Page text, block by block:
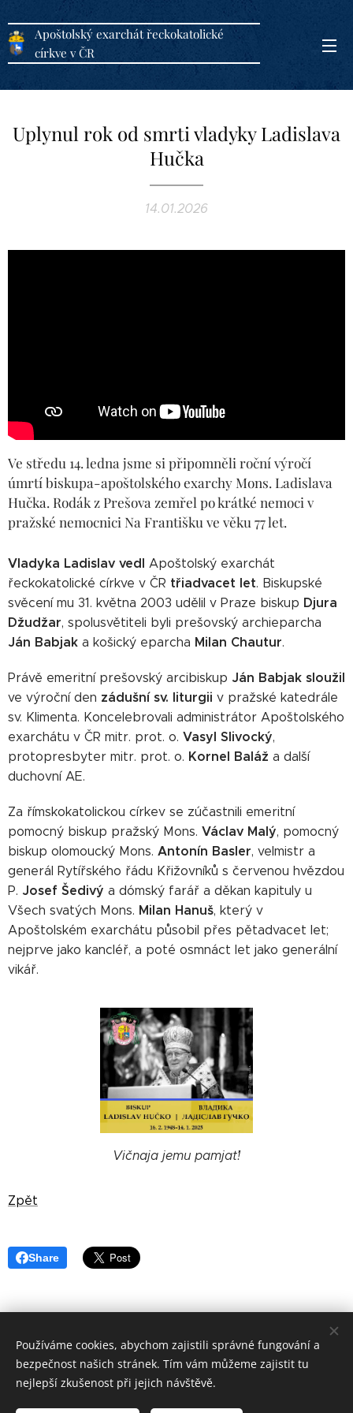
Apoštolský exarchát řeckokatolické
církve v ČR
Uplynul rok od smrti vladyky Ladislava
Hučka
14.01.2026
Ve středu 14. ledna jsme si připomněli roční výročí
úmrtí biskupa-apoštolského exarchy Mons. Ladislava
Hučka. Rodák z Prešova zemřel po krátké nemoci v
pražské nemocnici Na Františku ve věku 77 let.
Vladyka Ladislav vedl Apoštolský exarchát
řeckokatolické církve v ČR třiadvacet let. Biskupské
svěcení mu 31. května 2003 udělil v Praze biskup Djura
Džudžar, spolusvětiteli byli prešovský archieparcha
Ján Babjak a košický eparcha Milan Chautur.
Právě emeritní prešovský arcibiskup Ján Babjak sloužil
ve výroční den zádušní sv. liturgii v pražské katedrále
sv. Klimenta. Koncelebrovali administrátor Apoštolského
exarchátu v ČR mitr. prot. o. Vasyl Slivocký,
protopresbyter mitr. prot. o. Kornel Baláž a další
duchovní AE.
Za římskokatolickou církev se zúčastnili emeritní
pomocný biskup pražský Mons. Václav Malý, pomocný
biskup olomoucký Mons. Antonín Basler, velmistr a
generál Rytířského řádu Křižovníků s červenou hvězdou
P. Josef Šedivý a dómský farář a děkan kapituly u
Všech svatých Mons. Milan Hanuš, který v
Apoštolském exarchátu působil přes pětadvacet let;
nejprve jako kancléř, a poté osmnáct let jako generální
vikář.
Vičnaja jemu pamjať!
Zpět
Share
Apoštolský exarchát řeckokatolické
církve v ČR 2019
Cookies
Používáme cookies, abychom zajistili správné fungování a
bezpečnost našich stránek. Tím vám můžeme zajistit tu
nejlepší zkušenost při jejich návštěvě.